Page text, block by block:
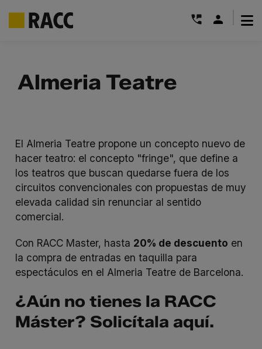
contenido
Almeria Teatre
El Almeria Teatre propone un concepto nuevo de
hacer teatro: el concepto "fringe", que define a
los teatros que buscan quedarse fuera de los
circuitos convencionales con propuestas de muy
elevada calidad sin renunciar al sentido
comercial.
Con RACC Master, hasta 20% de descuento en
la compra de entradas en taquilla para
espectáculos en el Almeria Teatre de Barcelona.
¿Aún no tienes la RACC
Máster? Solicítala aquí.